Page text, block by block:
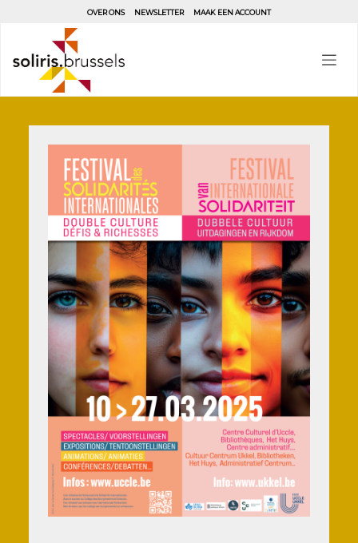
OVER ONS NEWSLETTER MAAK EEN ACCOUNT